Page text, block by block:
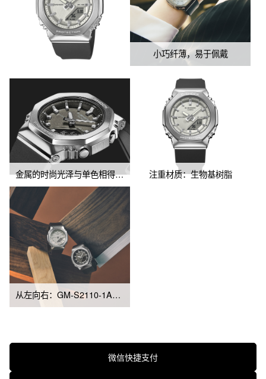
小巧纤薄，易于佩戴
金属的时尚光泽与单色相得益彰 注重材质：生物基树脂
从左向右：GM-S2110-1A7、GM-S2110-1A1
微信快捷支付